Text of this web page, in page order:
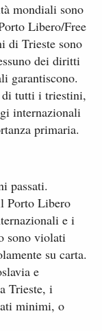
mondiali sono
Libero/Free
di Trieste sono
dei diritti
garantiscono.
tutti i triestini,
internazionali
primaria.
passati.
Porto Libero
e i
sono violati
su carta.
e
Trieste, i
minimi, o